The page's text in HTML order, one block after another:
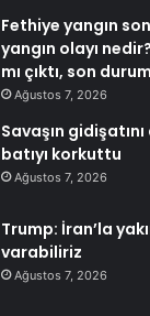
Fethiye yangın
yangın olayı
mı çıktı, son
Ağustos 7, 2026
Savaşın
batıyı korkuttu
Ağustos 7, 2026
Trump: İran’la
varabiliriz
Ağustos 7, 2026